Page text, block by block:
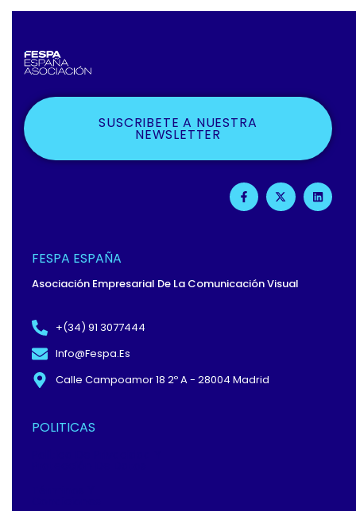
SUSCRIBETE A NUESTRA
NEWSLETTER
F
A
C
F
X
-
T
L
I
N
FESPA ESPAÑA
Asociación Empresarial De La Comunicación Visual
+(34) 91 3077444
Info@fespa.es
Calle Campoamor 18 2º A - 28004 Madrid
POLITICAS